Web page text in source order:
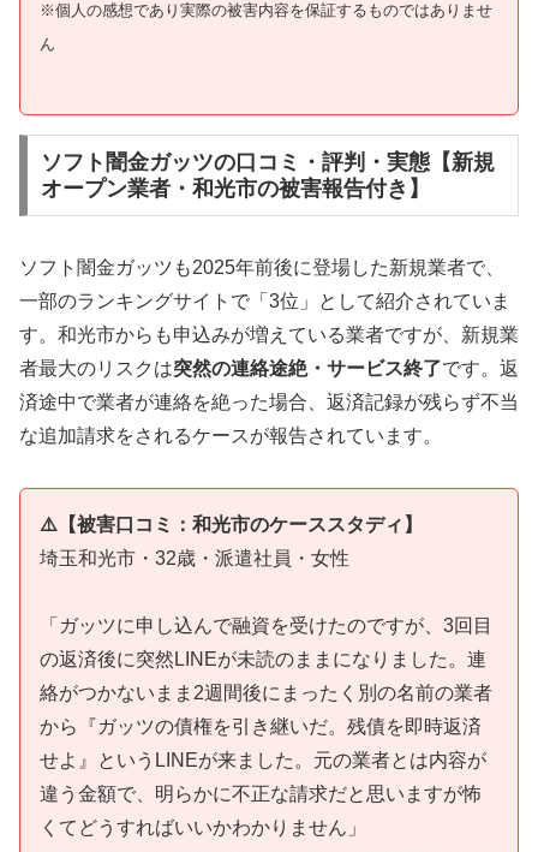
※個人の感想であり実際の被害内容を保証するものではありませ
ん
ソフト闇金ガッツの口コミ・評判・実態【新規
オープン業者・和光市の被害報告付き】
ソフト闇金ガッツも2025年前後に登場した新規業者で、
一部のランキングサイトで「3位」として紹介されていま
す。和光市からも申込みが増えている業者ですが、新規業
者最大のリスクは突然の連絡途絶・サービス終了です。返
済途中で業者が連絡を絶った場合、返済記録が残らず不当
な追加請求をされるケースが報告されています。
⚠️【被害口コミ：和光市のケーススタディ】
埼玉和光市・32歳・派遣社員・女性
「ガッツに申し込んで融資を受けたのですが、3回目
の返済後に突然LINEが未読のままになりました。連
絡がつかないまま2週間後にまったく別の名前の業者
から『ガッツの債権を引き継いだ。残債を即時返済
せよ』というLINEが来ました。元の業者とは内容が
違う金額で、明らかに不正な請求だと思いますが怖
くてどうすればいいかわかりません」